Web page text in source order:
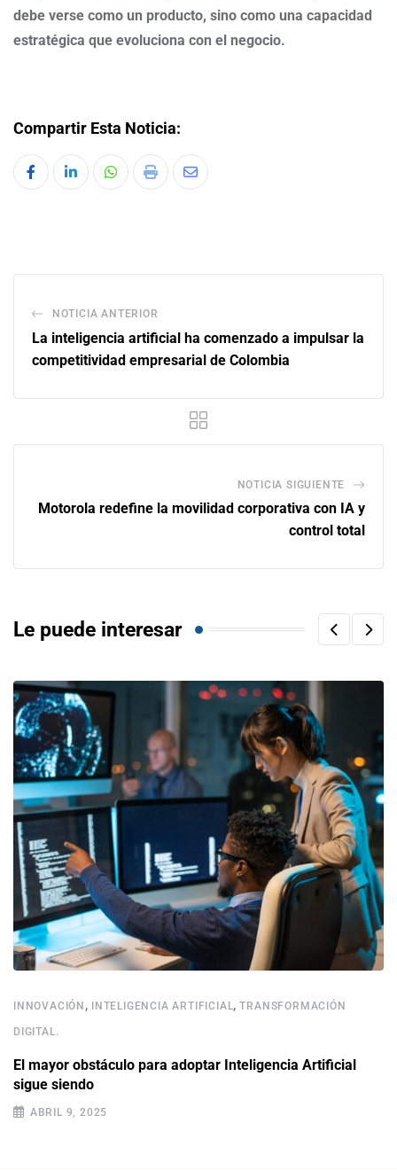
debe verse como un producto, sino como una capacidad
estratégica que evoluciona con el negocio.
Compartir Esta Noticia:
NOTICIA ANTERIOR
La inteligencia artificial ha comenzado a impulsar la
competitividad empresarial de Colombia
NOTICIA SIGUIENTE
Motorola redefine la movilidad corporativa con IA y
control total
Le puede interesar
INNOVACIÓN , INTELIGENCIA ARTIFICIAL,TRANSFORMACIÓN
DIGITAL.
El mayor obstáculo para adoptar Inteligencia Artificial
sigue siendo
ABRIL 9, 2025